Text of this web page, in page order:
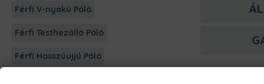
Férfi V-nyakú Póló
Férfi Testhezálló Póló
Férfi Hosszúujjú Póló